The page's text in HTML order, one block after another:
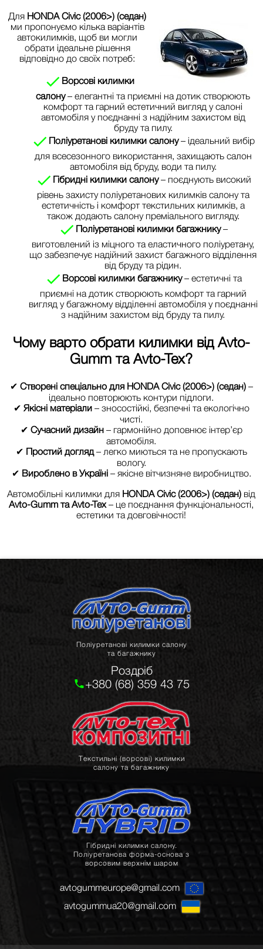
Для HONDA Civic (2006>) (седан)
ми пропонуємо кілька варіантів
автокилимків, щоб ви могли
обрати ідеальне рішення
відповідно до своїх потреб:
Ворсові килимки
салону– елегантні та приємні на дотик створюють
комфорт та гарний естетичний вигляд у салоні
автомобіля у поєднанні з надійним захистом від
бруду та пилу.
Поліуретанові килимки салону– ідеальний вибір
для всесезонного використання, захищають салон
автомобіля від бруду, води та пилу.
Гібридні килимки салону– поєднують високий
рівень захисту поліуретанових килимків салону та
естетичність і комфорт текстильних килимків, а
також додають салону преміального вигляду.
Поліуретанові килимки багажнику–
виготовлений із міцного та еластичного поліуретану,
що забезпечує надійний захист багажного відділення
від бруду та рідин.
Ворсові килимки багажнику– естетичні та
приємні на дотик створюють комфорт та гарний
вигляд у багажному відділенні автомобіля у поєднанні
з надійним захистом від бруду та пилу.
Чому варто обрати килимки від Avto-
Gumm та Avto-Tex?
✔ Створені спеціально для HONDA Civic (2006>) (седан)–
ідеально повторюють контури підлоги.
✔ Якісні матеріали– зносостійкі, безпечні та екологічно
чисті.
✔ Сучасний дизайн– гармонійно доповнює інтер’єр
автомобіля.
✔ Простий догляд– легко миються та не пропускають
вологу.
✔ Вироблено в Україні– якісне вітчизняне виробництво.
Автомобільні килимки для HONDA Civic (2006>) (седан) від
Avto-Gumm та Avto-Tex– це поєднання функціональності,
естетики та довговічності!
Поліуретанові килимки салону
та багажнику
Роздріб
+380 (68) 359 43 75
Текстильні (ворсові) килимки
салону та багажнику
Гібридні килимки салону.
Поліуретанова форма-основа з
ворсовим верхнім шаром
avtogummeurope@gmail.com
avtogummua20@gmail.com